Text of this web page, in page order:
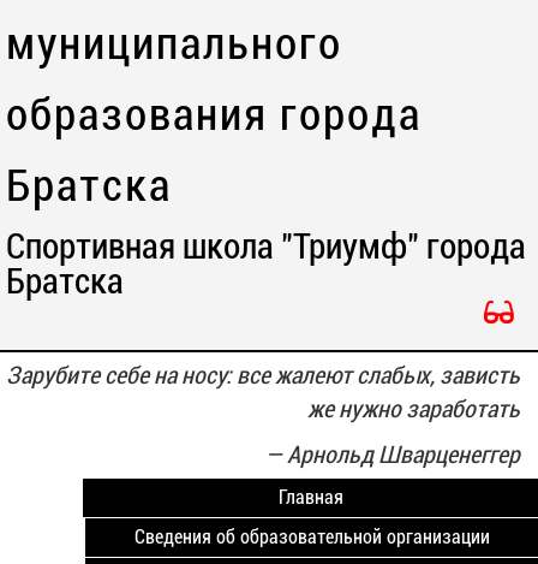
муниципального
образования города
Братска
Спортивная школа "Триумф" города
Братска
Зарубите себе на носу: все жалеют слабых, зависть
же нужно заработать
—Арнольд Шварценеггер
Главная
Сведения об образовательной организации